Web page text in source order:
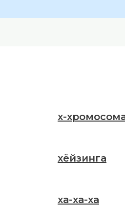
х-
хёйзинга
ха-ха-ха